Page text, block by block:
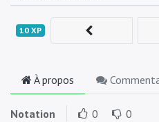
10 XP
À propos
Notation 0 0